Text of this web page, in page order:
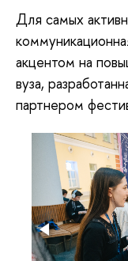
Для самых
акцентом на
вуза,
партнером